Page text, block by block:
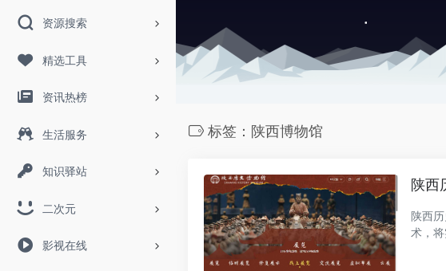
资源搜索
精选工具
资讯热榜
生活服务
知识驿站
二次元
影视在线
标签：陕西博物馆
陕西
陕西
术，